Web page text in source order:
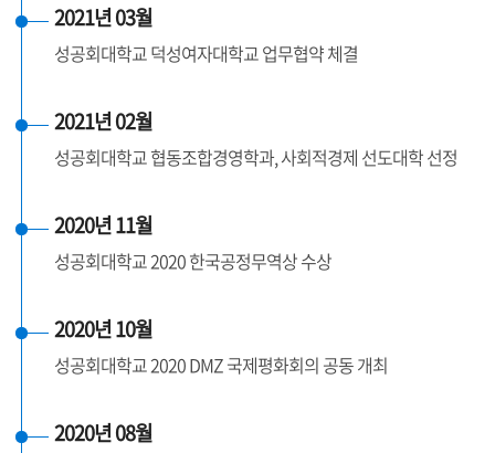
2021년 03월
성공회대학교 덕성여자대학교 업무협약 체결
2021년 02월
성공회대학교 협동조합경영학과, 사회적경제 선도대학 선정
2020년 11월
성공회대학교 2020 한국공정무역상 수상
2020년 10월
성공회대학교 2020 DMZ 국제평화회의 공동 개최
2020년 08월